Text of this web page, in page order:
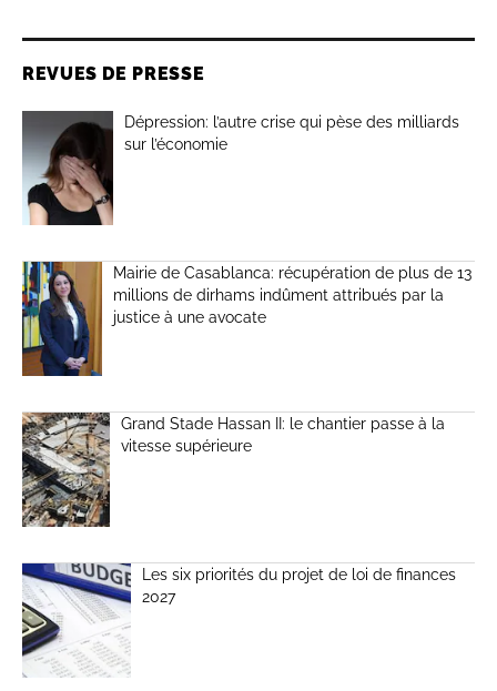
REVUES DE PRESSE
Dépression: l’autre crise qui pèse des milliards
sur l’économie
Mairie de Casablanca: récupération de plus de 13
millions de dirhams indûment attribués par la
justice à une avocate
Grand Stade Hassan II: le chantier passe à la
vitesse supérieure
Les six priorités du projet de loi de finances
2027